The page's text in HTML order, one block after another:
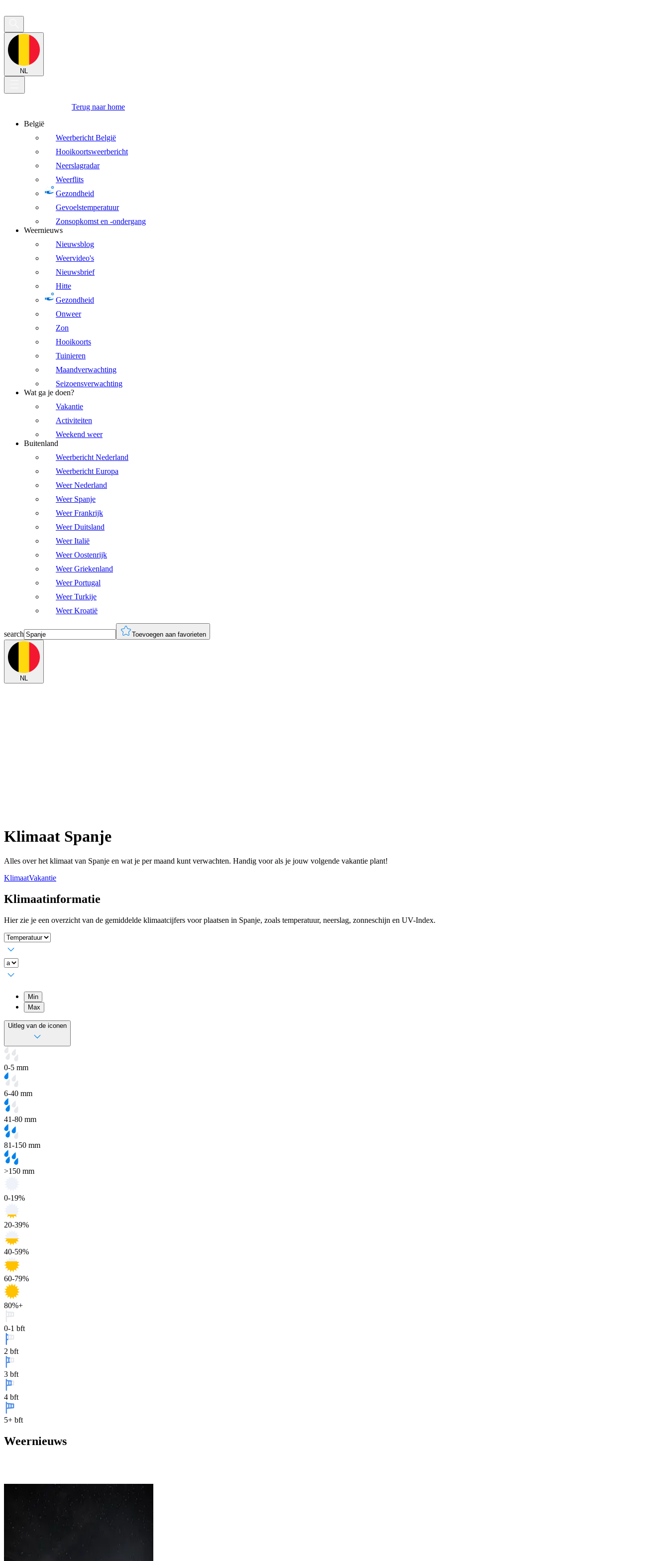
NL
Terug naar home
België
Weerbericht België
Hooikoortsweerbericht
Neerslagradar
Weerflits
Gezondheid
Gevoelstemperatuur
Zonsopkomst en -ondergang
Weernieuws
Nieuwsblog
Weervideo's
Nieuwsbrief
Hitte
Gezondheid
Onweer
Zon
Hooikoorts
Tuinieren
Maandverwachting
Seizoensverwachting
Wat ga je doen?
Vakantie
Activiteiten
Weekend weer
Buitenland
Weerbericht Nederland
Weerbericht Europa
Weer Nederland
Weer Spanje
Weer Frankrijk
Weer Duitsland
Weer Italië
Weer Oostenrijk
Weer Griekenland
Weer Portugal
Weer Turkije
Weer Kroatië
search Toevoegen aan favorieten
NL
Klimaat Spanje
Alles over het klimaat van Spanje en wat je per maand kunt verwachten. Handig voor als je jouw volgende vakantie plant!
KlimaatVakantie
Klimaatinformatie
Hier zie je een overzicht van de gemiddelde klimaatcijfers voor plaatsen in Spanje, zoals temperatuur, neerslag, zonneschijn en UV-Index.
Min
Max
Uitleg van de iconen
0-5 mm
6-40 mm
41-80 mm
81-150 mm
>150 mm
0-19%
20-39%
40-59%
60-79%
80%+
0-1 bft
2 bft
3 bft
4 bft
5+ bft
Weernieuws